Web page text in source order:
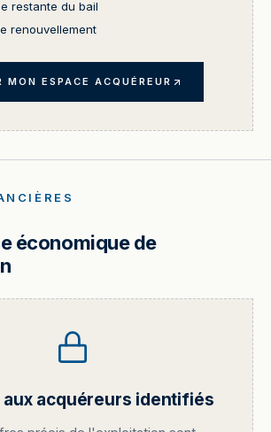
restante du bail
renouvellement
MON ESPACE ACQUÉREUR
économique de
aux acquéreurs identifiés